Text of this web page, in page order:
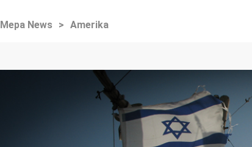
Mepa News > Amerika